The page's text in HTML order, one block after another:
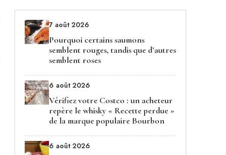
7 août 2026
Pourquoi certains saumons
semblent rouges, tandis que d’autres
semblent roses
6 août 2026
Vérifiez votre Costco : un acheteur
repère le whisky « Recette perdue »
de la marque populaire Bourbon
6 août 2026